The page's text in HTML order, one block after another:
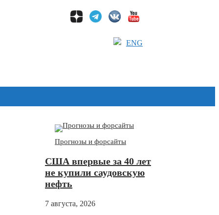
ENG
Прогнозы и форсайты
США впервые за 40 лет
не купили саудовскую
нефть
7 августа, 2026